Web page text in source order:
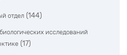
отдел (144)
исследований
(17)